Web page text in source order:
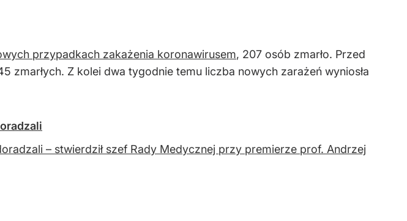
przypadkach zakażenia koronawirusem, 207 osób zmarło. Przed
Z kolei dwa tygodnie temu liczba nowych zarażeń wyniosła
– stwierdził szef Rady Medycznej przy premierze prof. Andrzej